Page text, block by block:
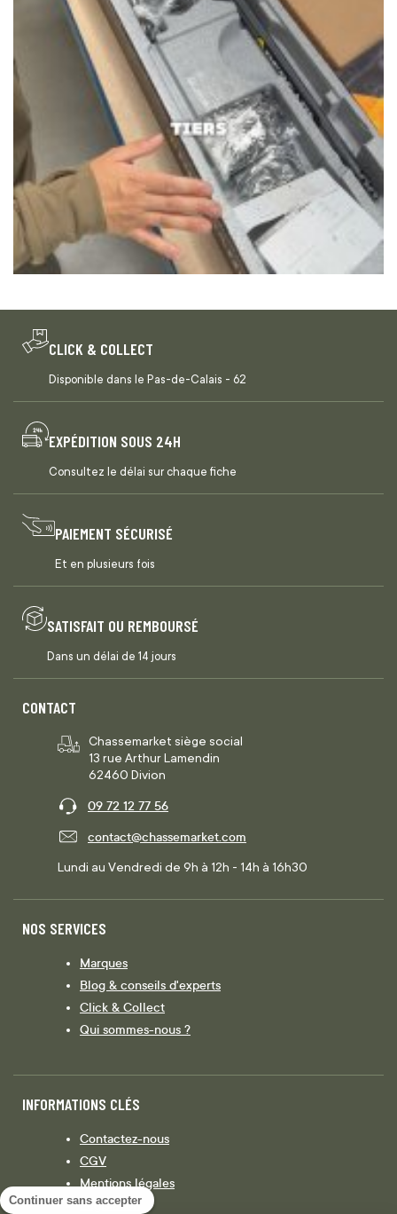
Continuer sans accepter
CLICK & COLLECT
Disponible dans le Pas-de-Calais - 62
EXPÉDITION SOUS 24H
Consultez le délai sur chaque fiche
PAIEMENT SÉCURISÉ
Et en plusieurs fois
SATISFAIT OU REMBOURSÉ
Dans un délai de 14 jours
CONTACT
Chassemarket siège social
13 rue Arthur Lamendin
62460 Divion
09 72 12 77 56
contact@chassemarket.com
Lundi au Vendredi de 9h à 12h - 14h à 16h30
NOS SERVICES
Marques
Blog & conseils d'experts
Click & Collect
Qui sommes-nous ?
INFORMATIONS CLÉS
Contactez-nous
CGV
Mentions légales
Législation